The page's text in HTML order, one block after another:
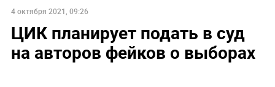
4 октября 2021, 09:26
ЦИК планирует подать в суд
на авторов фейков о выборах